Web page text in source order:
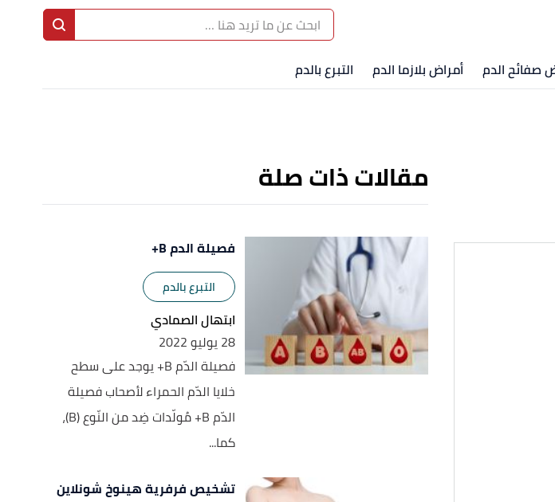
صفائح الدم أمراض بلازما الدم التبرع بالدم
مقالات ذات صلة
فصيلة الدم B+
التبرع بالدم
ابتهال الصمادي
28 يوليو 2022
فصيلة الدّم B+ يوجد على سطح
خلايا الدّم الحمراء لأصحاب فصيلة
الدّم B+ مُولّدات ضِد من النّوع (B)،
كما...
تشخيص فرفرية هينوخ شونلاين